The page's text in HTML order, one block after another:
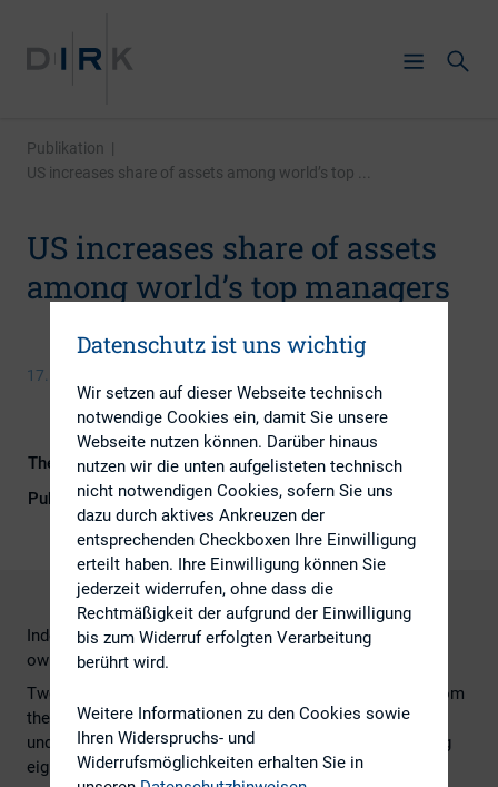
Publikation |
US increases share of assets among world’s top ...
US increases share of assets
among world’s top managers
17. November 2014
Themengebiet
Investoren
Publikationsform
Externe Publikationen
Independent asset managers gain dominance as bank-
owned managers decline amid risk reduction
Twelve of the 20 biggest fund managers globally were from
the US last year, accounting for two-thirds of all assets
under management among the group, while the remaining
eight were based in Europe, according to a study by
Datenschutz ist uns wichtig
Wir setzen auf dieser Webseite technisch
notwendige Cookies ein, damit Sie unsere
Webseite nutzen können. Darüber hinaus
nutzen wir die unten aufgelisteten technisch
nicht notwendigen Cookies, sofern Sie uns
dazu durch aktives Ankreuzen der
entsprechenden Checkboxen Ihre Einwilligung
erteilt haben. Ihre Einwilligung können Sie
jederzeit widerrufen, ohne dass die
Rechtmäßigkeit der aufgrund der Einwilligung
bis zum Widerruf erfolgten Verarbeitung
berührt wird.
Weitere Informationen zu den Cookies sowie
Ihren Widerspruchs- und
Widerrufsmöglichkeiten erhalten Sie in